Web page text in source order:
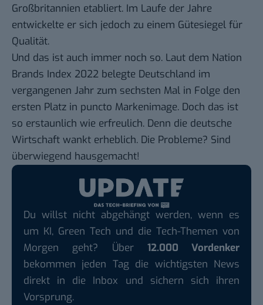
Großbritannien etabliert. Im Laufe der Jahre
entwickelte er sich jedoch zu einem Gütesiegel für
Qualität.
Und das ist auch immer noch so. Laut dem Nation
Brands Index 2022 belegte Deutschland im
vergangenen Jahr zum sechsten Mal in Folge den
ersten Platz in puncto Markenimage. Doch das ist
so erstaunlich wie erfreulich. Denn die deutsche
Wirtschaft wankt erheblich. Die Probleme? Sind
überwiegend hausgemacht!
Du willst nicht abgehängt werden, wenn es
um KI, Green Tech und die Tech-Themen von
Morgen geht? Über 12.000 Vordenker
bekommen jeden Tag die wichtigsten News
direkt in die Inbox und sichern sich ihren
Vorsprung.